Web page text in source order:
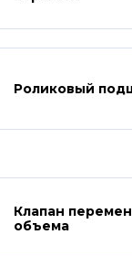
Роликовый
Клапан
объема